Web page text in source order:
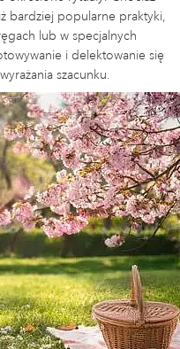
bardziej popularne praktyki,
lub w specjalnych
i delektowanie się
szacunku.